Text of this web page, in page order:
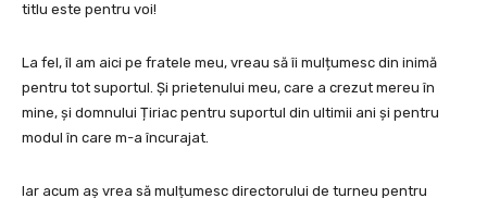
titlu este pentru voi!
La fel, îl am aici pe fratele meu, vreau să îi mulțumesc din inimă
pentru tot suportul. Și prietenului meu, care a crezut mereu în
mine, și domnului Țiriac pentru suportul din ultimii ani și pentru
modul în care m-a încurajat.
Iar acum aș vrea să mulțumesc directorului de turneu pentru